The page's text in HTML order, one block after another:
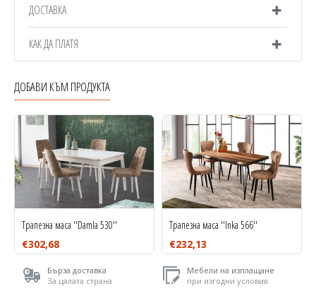
ДОБАВИ КЪМ ПРОДУКТА
Трапезна маса ''Damla 530''
€302,68
Трапезна маса ''Inka 566''
€232,13
Бърза доставка
За цялата страна
Мебели на изплащане
при изгодни условия
ДОСТАВКА
КАК ДА ПЛАТЯ